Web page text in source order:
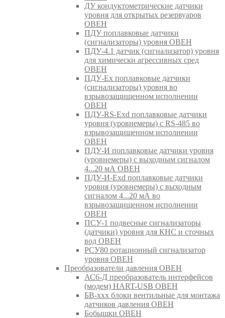
ДУ кондуктометрические датчики
уровня для открытых резервуаров
ОВЕН
ПДУ поплавковые датчики
(сигнализаторы) уровня ОВЕН
ПДУ-4.1 датчик (сигнализатор) уровня
для химически агрессивных сред
ОВЕН
ПДУ-Ex поплавковые датчики
(сигнализаторы) уровня во
взрывозащищенном исполнении
ОВЕН
ПДУ-RS-Exd поплавковые датчики
уровня (уровнемеры) с RS-485 во
взрывозащищенном исполнении
ОВЕН
ПДУ-И поплавковые датчики уровня
(уровнемеры) с выходным сигналом
4...20 мА ОВЕН
ПДУ-И-Exd поплавковые датчики
уровня (уровнемеры) с выходным
сигналом 4...20 мА во
взрывозащищенном исполнении
ОВЕН
ПСУ-1 подвесные сигнализаторы
(датчики) уровня для КНС и сточных
вод ОВЕН
РСУ80 ротационный сигнализатор
уровня ОВЕН
Преобразователи давления ОВЕН
АС6-Д преобразователь интерфейсов
(модем) HART-USB ОВЕН
БВ-ххх блоки вентильные для монтажа
датчиков давления ОВЕН
Бобышки ОВЕН